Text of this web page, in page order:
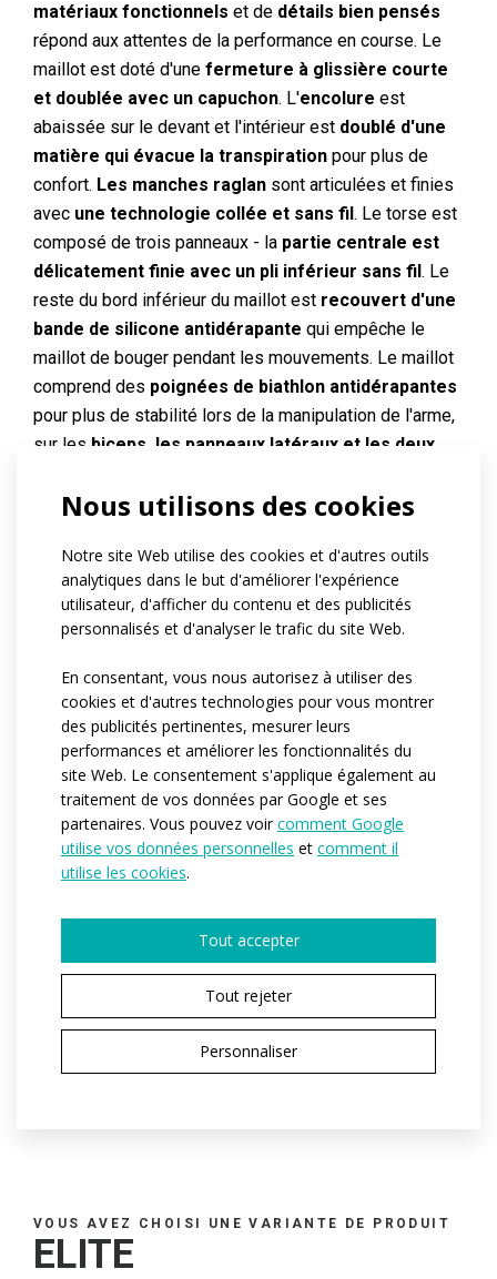
Nous utilisons des cookies
Notre site Web utilise des cookies et d'autres outils
analytiques dans le but d'améliorer l'expérience
utilisateur, d'afficher du contenu et des publicités
personnalisés et d'analyser le trafic du site Web.
En consentant, vous nous autorisez à utiliser des
cookies et d'autres technologies pour vous montrer
des publicités pertinentes, mesurer leurs
performances et améliorer les fonctionnalités du
site Web. Le consentement s'applique également au
traitement de vos données par Google et ses
partenaires. Vous pouvez voircomment Google
utilise vos données personnelles et comment il
utilise les cookies.
Tout accepter
Tout rejeter
Personnaliser
matériaux fonctionnels et de détails bien pensés
répond aux attentes de la performance en course. Le
maillot est doté d'une fermeture à glissière courte
et doublée avec un capuchon. L'encolure est
abaissée sur le devant et l'intérieur est doublé d'une
matière qui évacue la transpiration pour plus de
confort. Les manches raglan sont articulées et finies
avec une technologie collée et sans fil. Le torse est
composé de trois panneaux - la partie centrale est
délicatement finie avec un pli inférieur sans fil. Le
reste du bord inférieur du maillot est recouvert d'une
bande de silicone antidérapante qui empêche le
maillot de bouger pendant les mouvements. Le maillot
comprend des poignées de biathlon antidérapantes
pour plus de stabilité lors de la manipulation de l'arme,
sur les biceps, les panneaux latéraux et les deux
\r\n\r\n
Le panneau central du maillot et la partie
supérieure des manchessont fabriqués en matériau
ESPAN FIT- un matériau souple et adaptable avec une
résistance accrue à l'abrasion.Les panneaux
latéraux, le bas des manches et le dossont
fabriqués en matériauVELARO LIGHT, dont la
structure aérodynamique favorise lacirculation de
l'air et une ventilation rapidetout en restant
suffisamment résistante. Pour augmenter la
respirabilité, lehaut du dos et les aisselles sont en
MESH CUBE , un tissuà maillesfines qui offre une
liberté de mouvement maximale
at300.52
Velaro light
Mesh cube
Pánská / Dámská
VOUS AVEZ CHOISI UNE VARIANTE DE PRODUIT
ELITE